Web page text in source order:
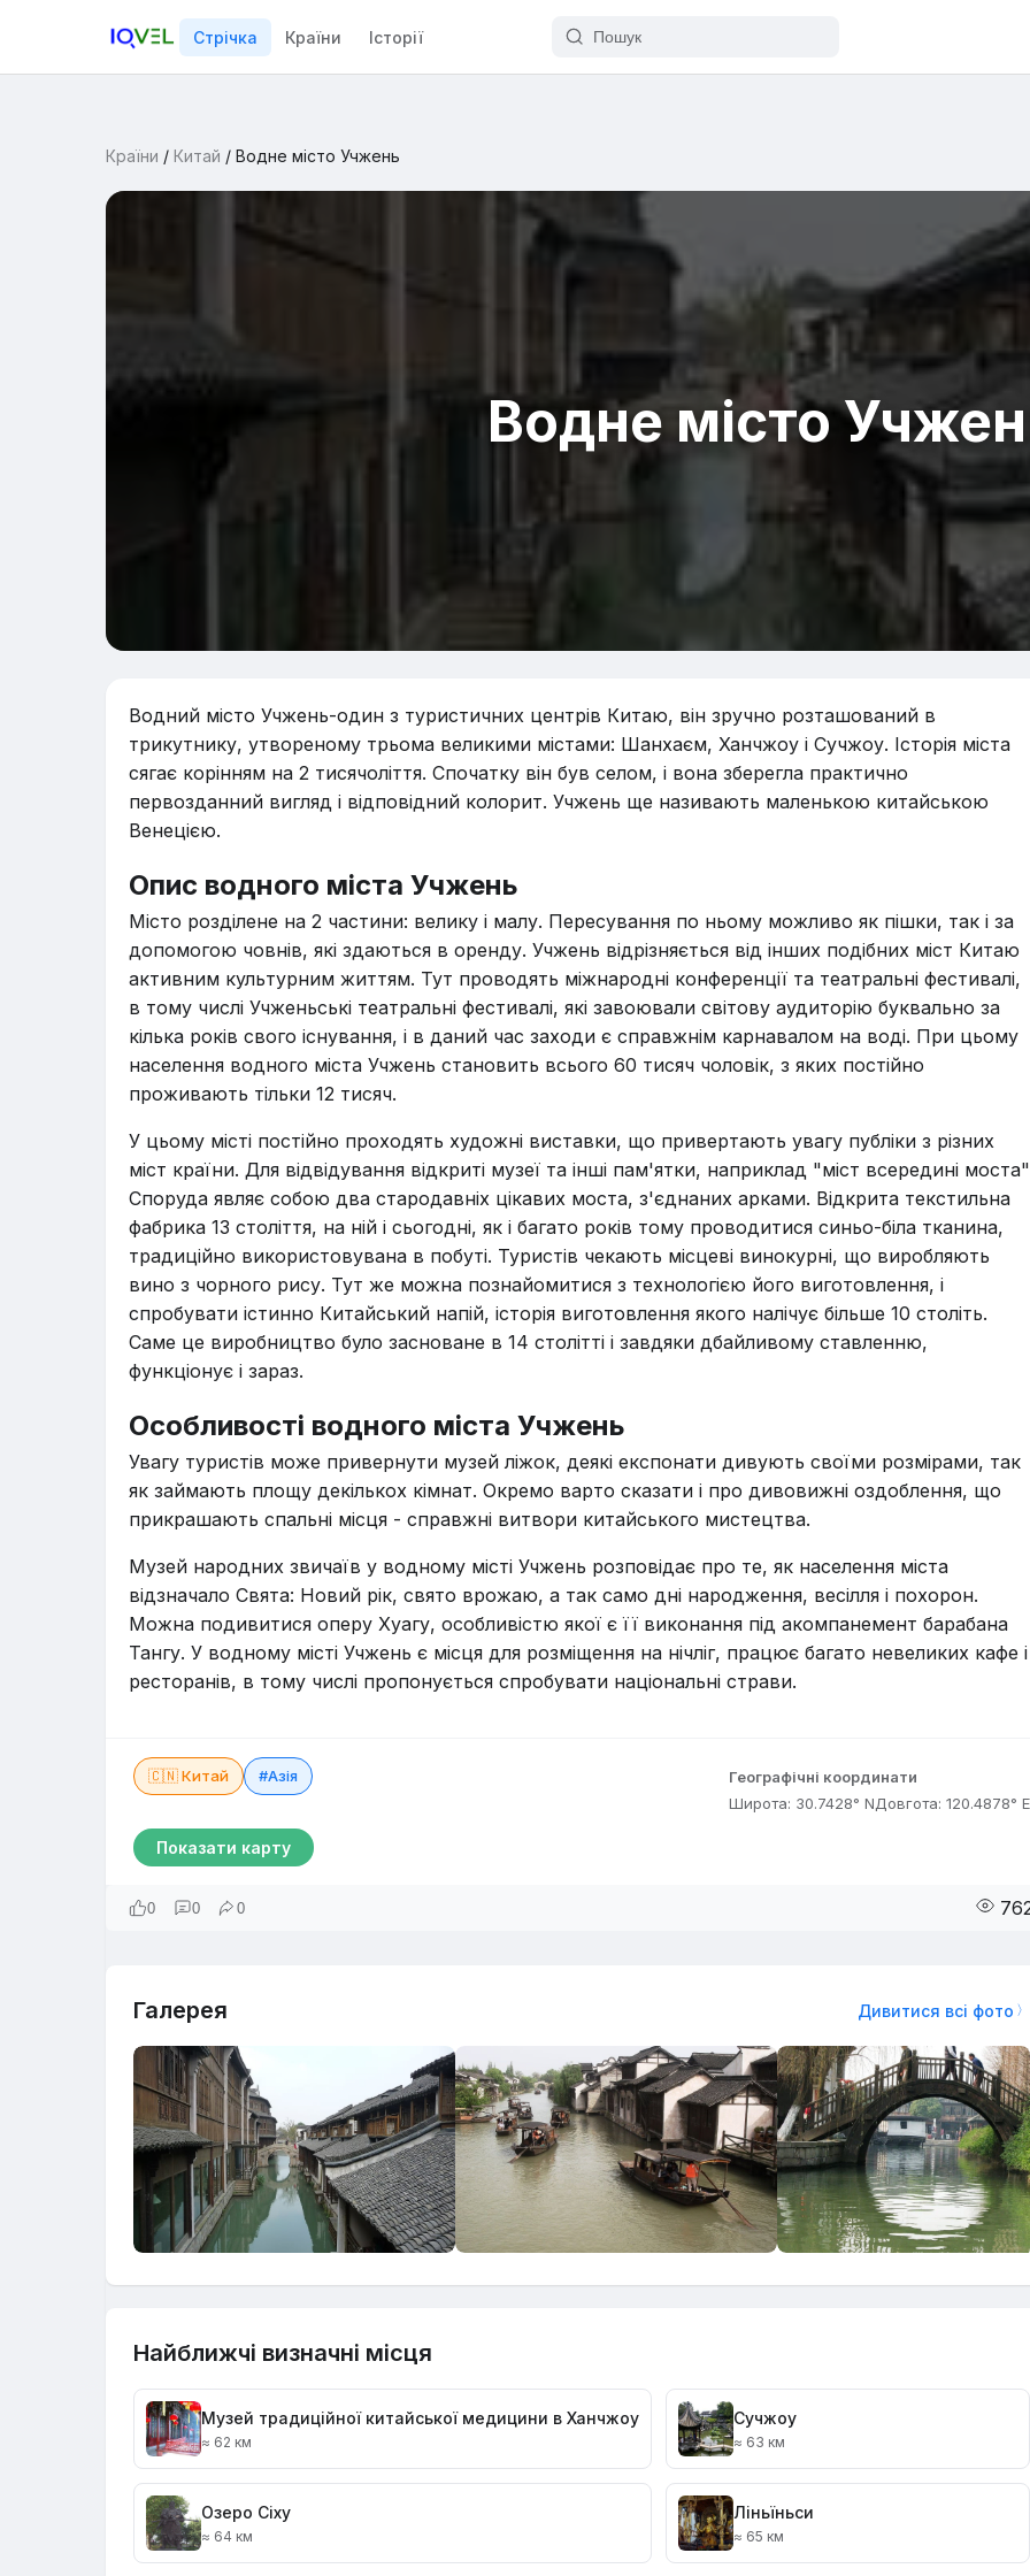
Стрічка Країни Історії
Країни / Китай / Водне місто Учжень
Водне місто
Водний місто Учжень-один з туристичних центрів Китаю, він зручно розташований в
трикутнику, утвореному трьома великими містами: Шанхаєм, Ханчжоу і Сучжоу. Історія міста
сягає корінням на 2 тисячоліття. Спочатку він був селом, і вона зберегла практично
первозданний вигляд і відповідний колорит. Учжень ще називають маленькою китайською
Венецією.
Опис водного міста Учжень
Місто розділене на 2 частини: велику і малу. Пересування по ньому можливо як пішки, так і за
допомогою човнів, які здаються в оренду. Учжень відрізняється від інших подібних міст Китаю
активним культурним життям. Тут проводять міжнародні конференції та театральні фестивалі,
в тому числі Учженьські театральні фестивалі, які завоювали світову аудиторію буквально за
кілька років свого існування, і в даний час заходи є справжнім карнавалом на воді. При цьому
населення водного міста Учжень становить всього 60 тисяч чоловік, з яких постійно
проживають тільки 12 тисяч.
У цьому місті постійно проходять художні виставки, що привертають увагу публіки з різних
міст країни. Для відвідування відкриті музеї та інші пам'ятки, наприклад "міст всередині
Споруда являє собою два стародавніх цікавих моста, з'єднаних арками. Відкрита текстильна
фабрика 13 століття, на ній і сьогодні, як і багато років тому проводитися синьо-біла тканина,
традиційно використовувана в побуті. Туристів чекають місцеві винокурні, що виробляють
вино з чорного рису. Тут же можна познайомитися з технологією його виготовлення, і
спробувати істинно Китайський напій, історія виготовлення якого налічує більше 10 століть.
Саме це виробництво було засноване в 14 столітті і завдяки дбайливому ставленню,
функціонує і зараз.
Особливості водного міста Учжень
Увагу туристів може привернути музей ліжок, деякі експонати дивують своїми розмірами, так
як займають площу декількох кімнат. Окремо варто сказати і про дивовижні оздоблення, що
прикрашають спальні місця - справжні витвори китайського мистецтва.
Музей народних звичаїв у водному місті Учжень розповідає про те, як населення міста
відзначало Свята: Новий рік, свято врожаю, а так само дні народження, весілля і похорон.
Можна подивитися оперу Хуагу, особливістю якої є її виконання під акомпанемент барабана
Тангу. У водному місті Учжень є місця для розміщення на нічліг, працює багато невеликих кафе і
ресторанів, в тому числі пропонується спробувати національні страви.
🇨🇳 Китай #Азія
Географічні координати
Широта: 30.7428° NДовгота: 120.4878° E
Показати карту
0 0 0
Галерея Дивитися всі фото
Найближчі визначні місця
Музей традиційної китайської медицини в Ханчжоу
≈ 62 км
Сучжоу
≈ 63 км
Озеро Сіху
≈ 64 км
Ліньїньси
≈ 65 км